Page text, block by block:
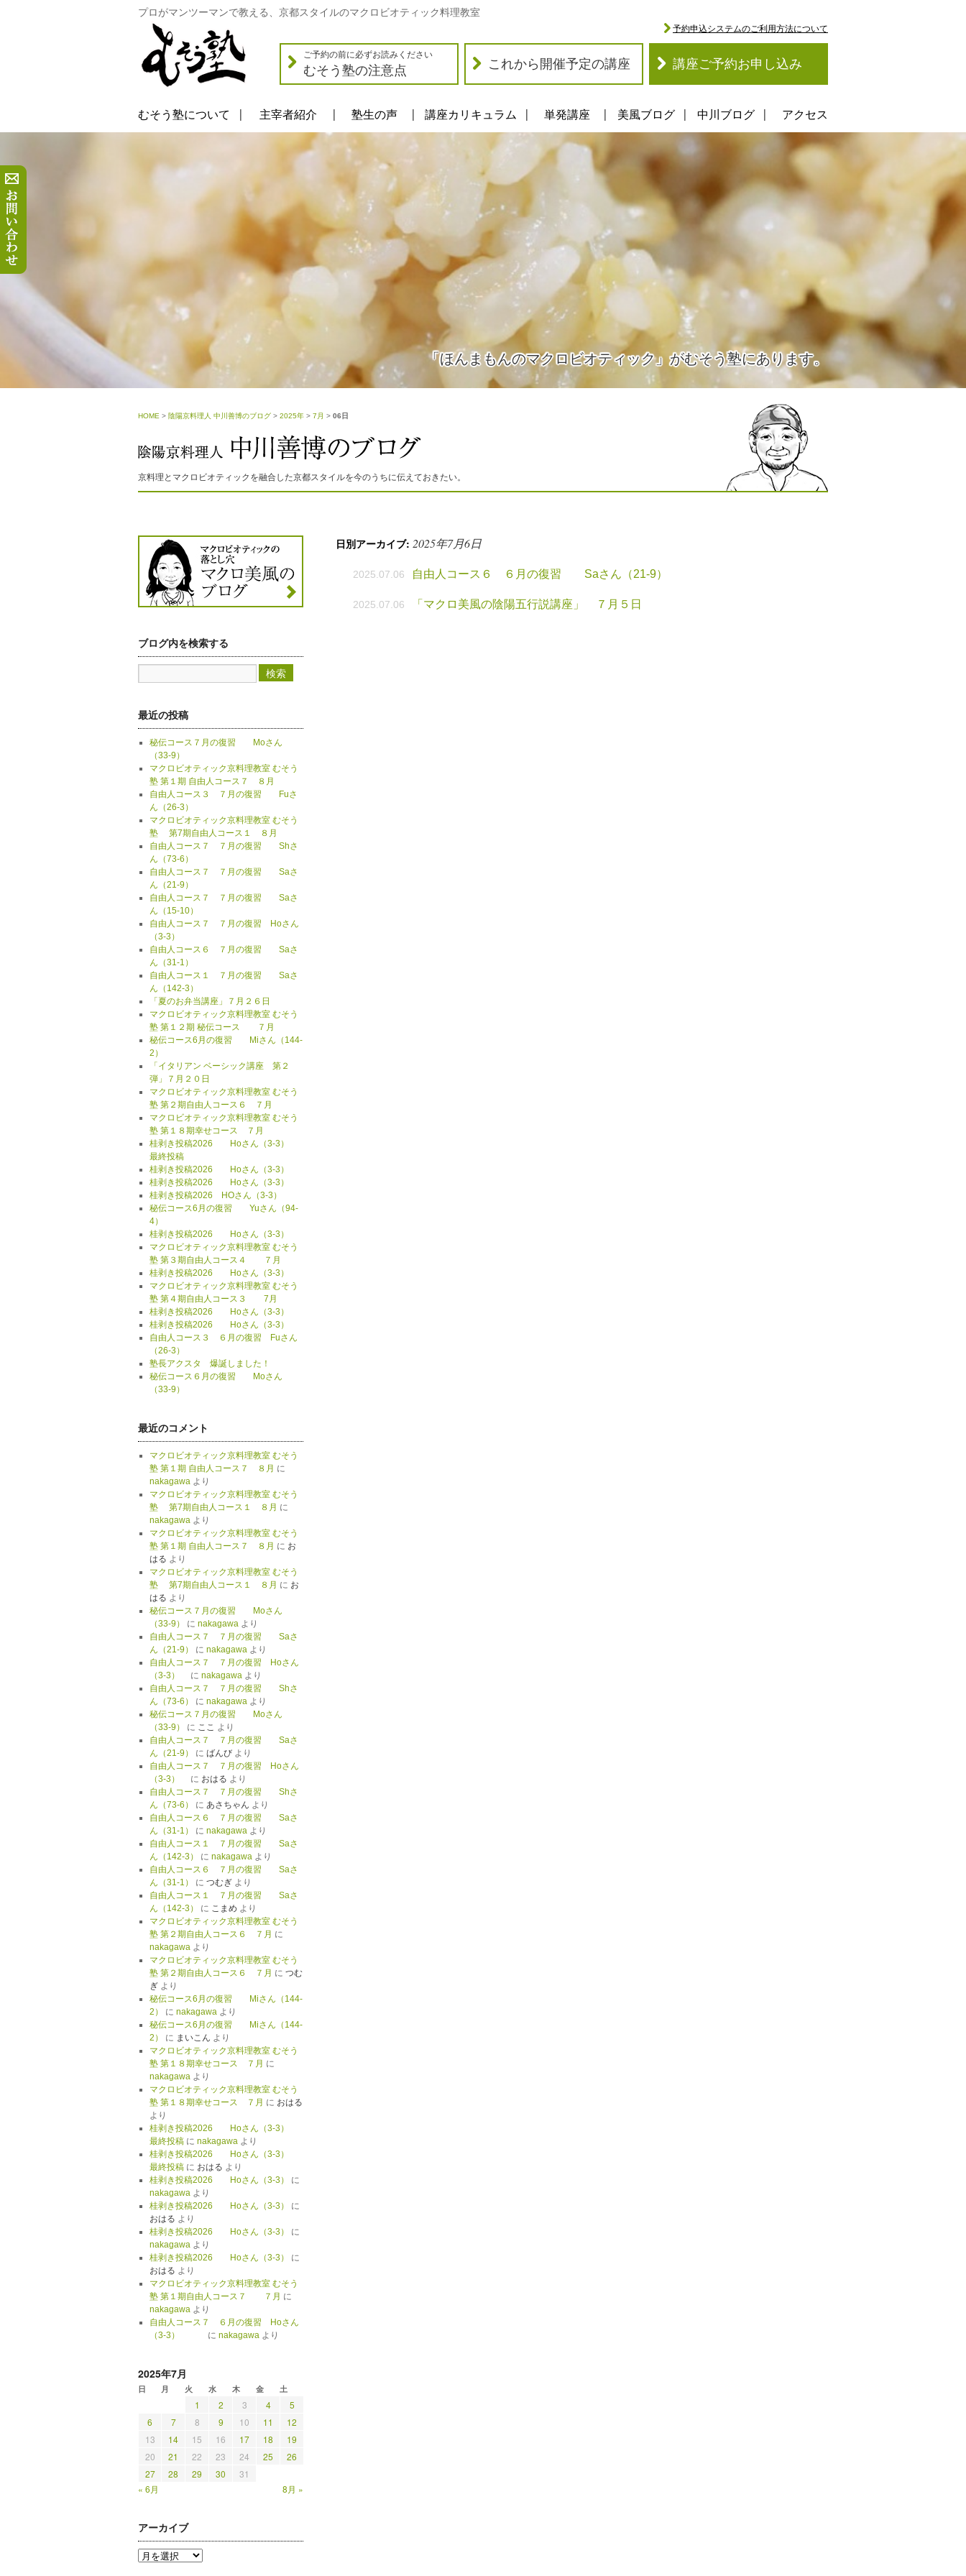
プロがマンツーマンで教える、京都スタイルのマクロビオティック料理教室
ご予約の前に必ずお読みください
むそう塾の注意点 これから開催予定の講座 講座ご予約お申し込み
予約申込システムのご利用方法について
むそう塾について 主宰者紹介 塾生の声 講座カリキュラム 単発講座 美風ブログ 中川ブログ アクセス
「ほんまもんのマクロビオティック」がむそう塾にあります。
HOME > 陰陽京料理人 中川善博のブログ > 2025年 > 7月 > 06日
京料理とマクロビオティックを融合した京都スタイルを今のうちに伝えておきたい。
日別アーカイブ: 2025年7月6日
2025.07.06 自由人コース６ ６月の復習 Saさん（21-9）
2025.07.06 「マクロ美風の陰陽五行説講座」 ７月５日
ブログ内を検索する
最近の投稿
秘伝コース７月の復習 Moさん
（33-9）
マクロビオティック京料理教室 むそう
塾 第１期 自由人コース７ ８月
自由人コース３ ７月の復習 Fuさ
ん（26-3）
マクロビオティック京料理教室 むそう
塾 第7期自由人コース１ ８月
自由人コース７ ７月の復習 Shさ
ん（73-6）
自由人コース７ ７月の復習 Saさ
ん（21-9）
自由人コース７ ７月の復習 Saさ
ん（15-10）
自由人コース７ ７月の復習 Hoさん
（3-3）
自由人コース６ ７月の復習 Saさ
ん（31-1）
自由人コース１ ７月の復習 Saさ
ん（142-3）
「夏のお弁当講座」７月２６日
マクロビオティック京料理教室 むそう
塾 第１２期 秘伝コース ７月
秘伝コース6月の復習 Miさん（144-
2）
「イタリアン ベーシック講座 第２
弾」７月２０日
マクロビオティック京料理教室 むそう
塾 第２期自由人コース６ ７月
マクロビオティック京料理教室 むそう
塾 第１８期幸せコース ７月
桂剥き投稿2026 Hoさん（3-3）
最終投稿
桂剥き投稿2026 Hoさん（3-3）
桂剥き投稿2026 Hoさん（3-3）
桂剥き投稿2026 HOさん（3-3）
秘伝コース6月の復習 Yuさん（94-
4）
桂剥き投稿2026 Hoさん（3-3）
マクロビオティック京料理教室 むそう
塾 第３期自由人コース４ ７月
桂剥き投稿2026 Hoさん（3-3）
マクロビオティック京料理教室 むそう
塾 第４期自由人コース３ 7月
桂剥き投稿2026 Hoさん（3-3）
桂剥き投稿2026 Hoさん（3-3）
自由人コース３ ６月の復習 Fuさん
（26-3）
塾長アクスタ 爆誕しました！
秘伝コース６月の復習 Moさん
（33-9）
最近のコメント
マクロビオティック京料理教室 むそう
塾 第１期 自由人コース７ ８月 に
nakagawaより
マクロビオティック京料理教室 むそう
塾 第7期自由人コース１ ８月 に
nakagawaより
マクロビオティック京料理教室 むそう
塾 第１期 自由人コース７ ８月 に お
はる より
マクロビオティック京料理教室 むそう
塾 第7期自由人コース１ ８月 に お
はる より
秘伝コース７月の復習 Moさん
（33-9）
に nakagawaより
自由人コース７ ７月の復習 Saさ
ん（21-9）
に nakagawaより
自由人コース７ ７月の復習 Hoさん
（3-3）
に nakagawaより
自由人コース７ ７月の復習 Shさ
ん（73-6）
に nakagawaより
秘伝コース７月の復習 Moさん
（33-9）
に ここ より
自由人コース７ ７月の復習 Saさ
ん（21-9）
に ばんびより
自由人コース７ ７月の復習 Hoさん
（3-3）
に おはる より
自由人コース７ ７月の復習 Shさ
ん（73-6）
に あさちゃん より
自由人コース６ ７月の復習 Saさ
ん（31-1）
に nakagawaより
自由人コース１ ７月の復習 Saさ
ん（142-3）
に nakagawaより
自由人コース６ ７月の復習 Saさ
ん（31-1）
に つむぎより
自由人コース１ ７月の復習 Saさ
ん（142-3）
に こまめ より
マクロビオティック京料理教室 むそう
塾 第２期自由人コース６ ７月 に
nakagawaより
マクロビオティック京料理教室 むそう
塾 第２期自由人コース６ ７月 に つむ
ぎより
秘伝コース6月の復習 Miさん（144-
2）
に nakagawaより
秘伝コース6月の復習 Miさん（144-
2）
に まいこん より
マクロビオティック京料理教室 むそう
塾 第１８期幸せコース ７月 に
nakagawaより
マクロビオティック京料理教室 むそう
塾 第１８期幸せコース ７月 に おはる
より
桂剥き投稿2026 Hoさん（3-3）
最終投稿に nakagawaより
桂剥き投稿2026 Hoさん（3-3）
最終投稿に おはる より
桂剥き投稿2026 Hoさん（3-3）
に
nakagawaより
桂剥き投稿2026 Hoさん（3-3）
に
おはる より
桂剥き投稿2026 Hoさん（3-3）
に
nakagawaより
桂剥き投稿2026 Hoさん（3-3）
に
おはる より
マクロビオティック京料理教室 むそう
塾 第１期自由人コース７ ７月 に
nakagawaより
自由人コース７ ６月の復習 Hoさん
（3-3）
に nakagawaより
2025年7月
日 月 火 水 木 金 土
1 2 3 4
5
6
7 8 9 10 11
12
13
14 15 16 17 18
19
20
21 22 23 24 25
26
27
28 29 30
31
« 6月
8月 »
アーカイブ
ア